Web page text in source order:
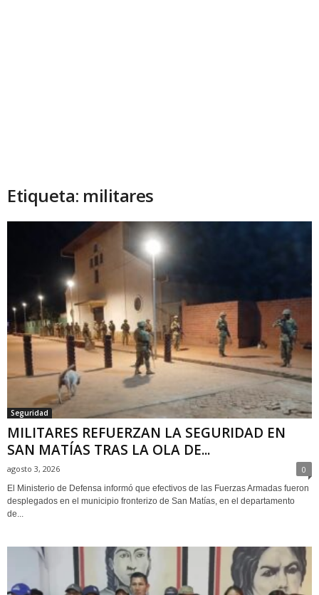
Etiqueta: militares
Seguridad
MILITARES REFUERZAN LA SEGURIDAD EN
SAN MATÍAS TRAS LA OLA DE...
agosto 3, 2026 0
El Ministerio de Defensa informó que efectivos de las Fuerzas Armadas fueron
desplegados en el municipio fronterizo de San Matías, en el departamento
de...